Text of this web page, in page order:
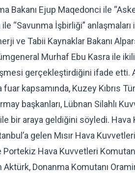
Bakanı Ejup Maqedonci ile
“Savunma İşbirliği” anlaşmaları
ve Tabii Kaynaklar Bakanı
Murhaf Ebu Kasra ile
gerçekleştirdiğini ifade etti.
kapsamında, Kuzey Kıbrıs
başkanları, Lübnan Silahlı
bir araya geldiğini söyledi. Hava
gelen Mısır Hava
Hava Kuvvetleri
Donanma Komutanı